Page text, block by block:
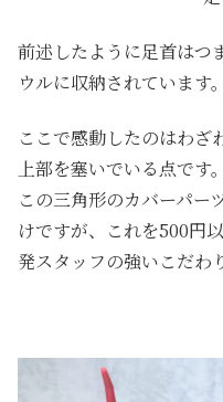
前述したように足首はつ
ウルに収納されています。
ここで感動したのはわざ
上部を塞いでいる点です。
この三角形のカバーパー
けですが、これを500円
発スタッフの強いこだわ